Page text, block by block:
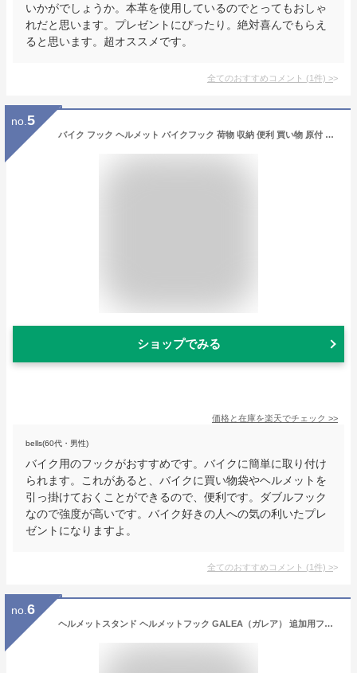
いかがでしょうか。本革を使用しているのでとってもおしゃ
れだと思います。プレゼントにぴったり。絶対喜んでもらえ
ると思います。超オススメです。
全てのおすすめコメント (1件) >
no. 5
バイク フック ヘルメット バイクフック 荷物 収納 便利 買い物 原付 頑丈 スクーター 荷 掛け
ショップでみる
価格と在庫を楽天でチェック >>
bells(60代・男性)
バイク用のフックがおすすめです。バイクに簡単に取り付け
られます。これがあると、バイクに買い物袋やヘルメットを
引っ掛けておくことができるので、便利です。ダブルフック
なので強度が高いです。バイク好きの人への気の利いたプレ
ゼントになりますよ。
全てのおすすめコメント (1件) >
no. 6
ヘルメットスタンド ヘルメットフック GALEA（ガレア） 追加用フック 鈴鹿8耐 グッズ ヘルメットツリー バイク ヘルメット 自転車 バイカー ロードバイク ヘルメット 玄関収納 スチールラック スタンド ハンガーラック ヘルメット収納 ヘルメットフック ディスプレイスタンド